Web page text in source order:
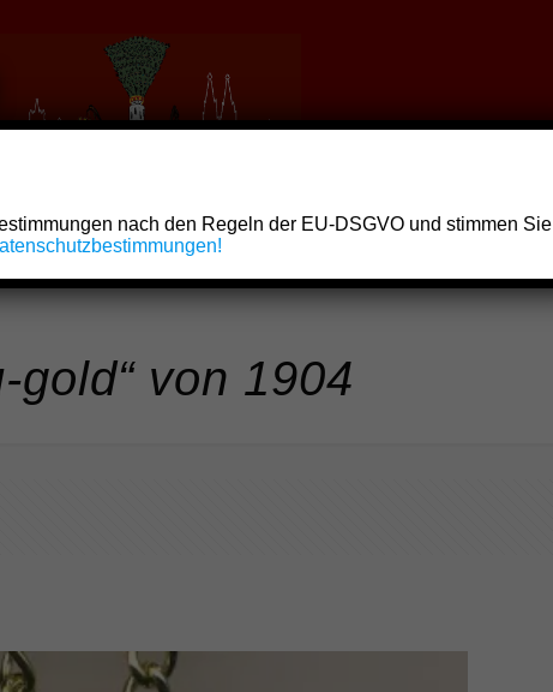
gold“ von 1904
nach den Regeln der EU-DSGVO und stimmen Sie